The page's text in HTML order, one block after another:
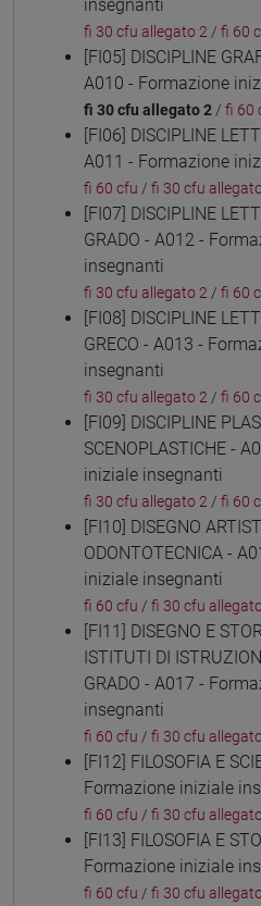
insegnanti
fi 30 cfu allegato 2 / fi 60
[FI05] DISCIPLINE
A010 - Formazione
fi 30 cfu allegato 2 / fi 60
[FI06] DISCIPLINE
A011 - Formazione
fi 60 cfu / fi 30 cfu
[FI07] DISCIPLINE
GRADO - A012 -
insegnanti
fi 30 cfu allegato 2 / fi 60
[FI08] DISCIPLINE
GRECO - A013 -
insegnanti
fi 30 cfu allegato 2 / fi 60
[FI09] DISCIPLINE
SCENOPLASTICHE -
iniziale insegnanti
fi 30 cfu allegato 2 / fi 60
[FI10] DISEGNO
ODONTOTECNICA -
iniziale insegnanti
fi 60 cfu / fi 30 cfu
[FI11] DISEGNO E
ISTITUTI DI
GRADO - A017 -
insegnanti
fi 60 cfu / fi 30 cfu
[FI12] FILOSOFIA E
Formazione iniziale
fi 60 cfu / fi 30 cfu
[FI13] FILOSOFIA E
Formazione iniziale
fi 60 cfu / fi 30 cfu